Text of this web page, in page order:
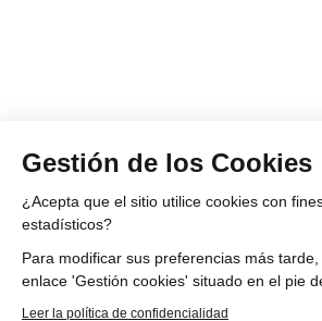
Gestión de los Cookies
¿Acepta que el sitio utilice cookies con
estadísticos?
Para modificar sus preferencias más
enlace 'Gestión cookies' situado en el pie
Leer la política de confidencialidad